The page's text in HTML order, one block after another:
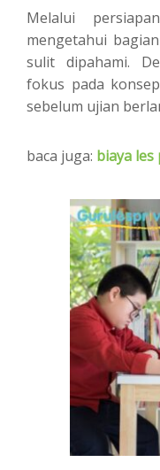
Melalui
mengetahui
sulit dipahami.
fokus pada
sebelum ujian
baca juga: biaya